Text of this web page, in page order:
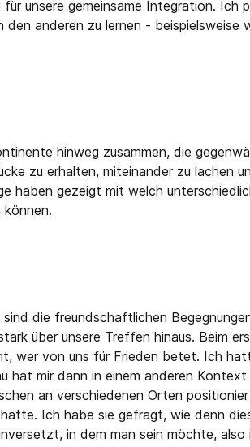
unsere gemeinsame Integration. Ich
anderen zu lernen - beispielsweise
hinweg zusammen, die
zu erhalten, miteinander zu lachen
haben gezeigt mit welch
können.
die freundschaftlichen
über unsere Treffen hinaus. Beim
wer von uns für Frieden betet. Ich
hat mir dann in einem anderen
an verschiedenen Orten
Ich habe sie gefragt, wie denn
in dem man sein möchte,